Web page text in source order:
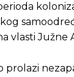
vam se
vam se
vlasti
prolazi